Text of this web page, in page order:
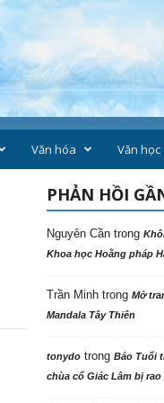
Văn hóa Văn học
PHẢN HỒI
Nguyên Cầntrong
Khoa học Hoằng pháp
Trần Minhtrong Mở
Mandala Tây Thiên
tonydotrong Báo Tuổi
chùa cổ Giác Lâm bị